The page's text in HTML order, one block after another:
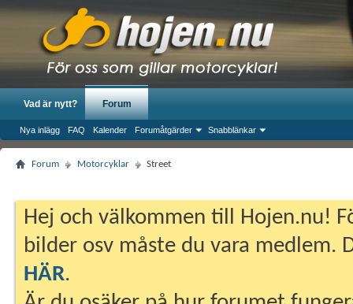
Vad är nytt? Forum
Nya inlägg FAQ Kalender Forumåtgärder Snabblänkar
Forum Motorcyklar Street
Hej och välkommen till Hojen.nu!
bilder osv måste du vara medlem.
HÄR.